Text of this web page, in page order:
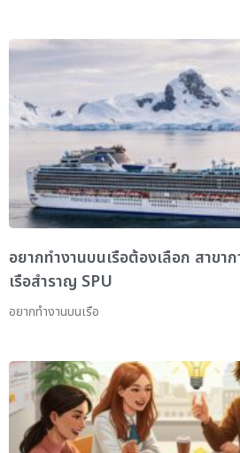
อยากทำงานบนเรือต้องเลือก สาขา
เรือสำราญ SPU
อยากทำงานบนเรือ